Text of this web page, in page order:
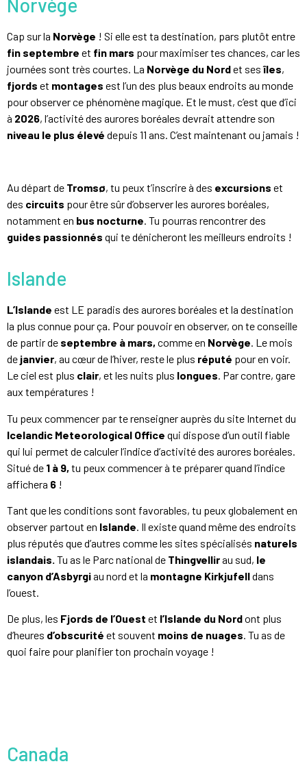
Norvège
Cap sur la Norvège ! Si elle est ta destination, pars plutôt entre
fin septembre et fin mars pour maximiser tes chances, car les
journées sont très courtes. La Norvège du Nordet sesîles,
fjords et montages est l’un des plus beaux endroits au monde
pour observer ce phénomène magique. Et le must, c’est que d’ici
à 2026, l’activité des aurores boréales devrait attendre son
niveau le plus élevé depuis 11 ans. C’est maintenant ou jamais !
Au départ de Tromsø, tu peux t’inscrire à des excursions et
des circuits pour être sûr d’observer les aurores boréales,
notamment en bus nocturne. Tu pourras rencontrer des
guides passionnés qui te dénicheront les meilleurs endroits !
Islande
L’Islande est LE paradis des aurores boréales et la destination
la plus connue pour ça. Pour pouvoir en observer, on te conseille
de partir de septembre à mars, comme en Norvège. Le mois
de janvier, au cœur de l’hiver, reste le plus réputé pour en voir.
Le ciel est plus clair, et les nuits plus longues. Par contre, gare
aux températures !
Tu peux commencer par te renseigner auprès du site Internet du
Icelandic Meteorological Office qui dispose d’un outil fiable
qui lui permet de calculer l’indice d’activité des aurores boréales.
Situé de 1 à 9, tu peux commencer à te préparer quand l’indice
affichera 6 !
Tant que les conditions sont favorables, tu peux globalement en
observer partout en Islande. Il existe quand même des endroits
plus réputés que d’autres comme les sites spécialisés naturels
islandais. Tu as le Parc national de Thingvellirau sud, le
canyon d’Asbyrgiau nord et la montagne Kirkjufelldans
l’ouest.
De plus, les Fjords de l’Ouest et l’Islande du Nordont plus
d’heures d’obscurité et souvent moins de nuages. Tu as de
quoi faire pour planifier ton prochain voyage !
Canada